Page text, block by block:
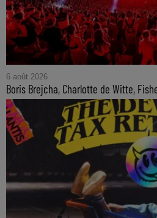
6 août 2026
Boris Brejcha, Charlotte de Witte,